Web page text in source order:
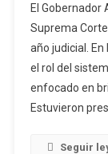
El Gobernador
Suprema
año judicial.
el rol del
enfocado en
Estuvieron
Seguir